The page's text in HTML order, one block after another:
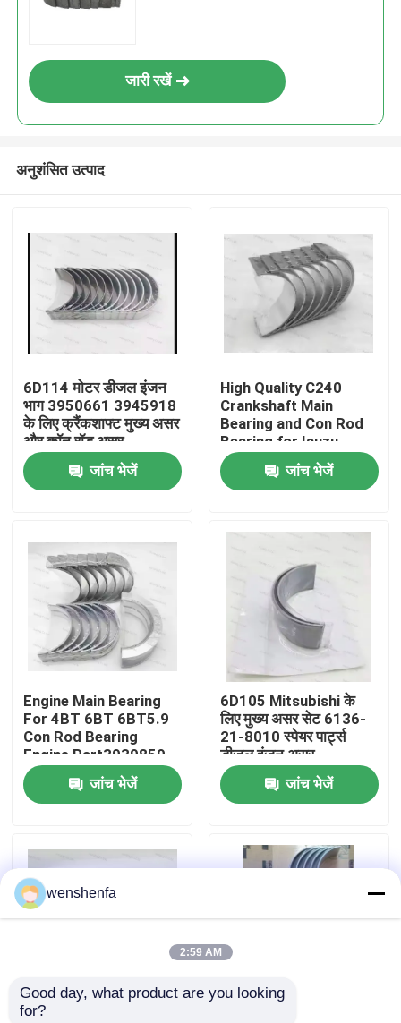
उत्पाद
वीडियो
कारखाने का दौरा
गुणवत्ता नियंत्रण
समाचार
इंजन मुख्य बियरिंग
जारी रखें
अनुशंसित उत्पाद
6D114 मोटर डीजल इंजन
भाग 3950661 3945918
के लिए क्रैंकशाफ्ट मुख्य असर
और कॉन रॉड असर
जांच भेजें
High Quality C240
Crankshaft Main
Bearing and Con Rod
Bearing for Isuzu
Motor Diesel Engine
Part
जांच भेजें
Engine Main Bearing
For 4BT 6BT 6BT5.9
Con Rod Bearing
Engine Part3939859
3802070
जांच भेजें
6D105 Mitsubishi के
लिए मुख्य असर सेट 6136-
21-8010 स्पेयर पार्ट्स
डीजल इंजन असर
जांच भेजें
उच्च गुणवत्ता वाली डी13
wenshenfa
2:59 AM
Good day, what product are you looking
for?